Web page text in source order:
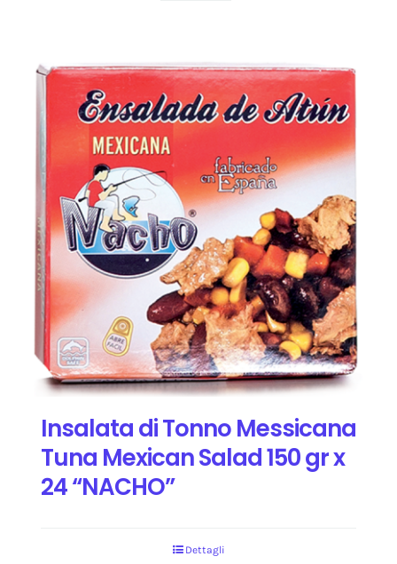
CONTATTI
Insalata di Tonno Messicana
Tuna Mexican Salad 150 gr x
24 “NACHO”
Dettagli